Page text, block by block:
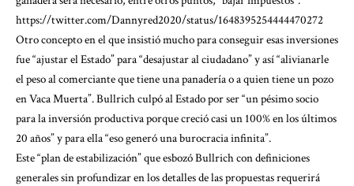
https://twitter.com/Dannyred2020/status/1648395254444470272
Otro concepto en el que insistió mucho para conseguir esas inversiones
fue “ajustar el Estado” para “desajustar al ciudadano” y así “alivianarle
el peso al comerciante que tiene una panadería o a quien tiene un pozo
en Vaca Muerta”. Bullrich culpó al Estado por ser “un pésimo socio
para la inversión productiva porque creció casi un 100% en los últimos
20 años” y para ella “eso generó una burocracia infinita”.
Este “plan de estabilización” que esbozó Bullrich con definiciones
generales sin profundizar en los detalles de las propuestas requerirá